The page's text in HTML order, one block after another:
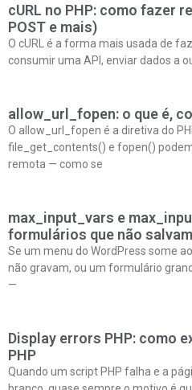
cURL no PHP: como fazer
POST e mais)
O cURL é a forma mais usada de
consumir uma API, enviar dados a
allow_url_fopen: o que é,
O allow_url_fopen é a diretiva do
file_get_contents() e fopen() podem
remota — como se
max_input_vars e
formulários que não salvam
Se um menu do WordPress some
não gravam, ou um formulário
—
Display errors PHP: como
PHP
Quando um script PHP falha e a